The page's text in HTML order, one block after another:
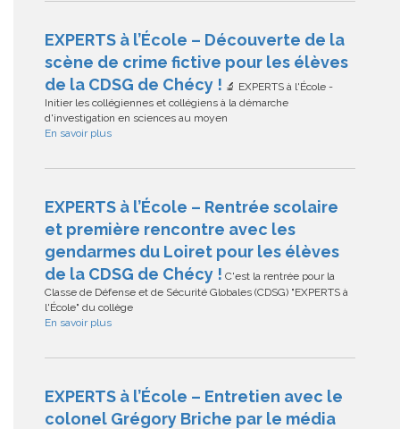
EXPERTS à l’École – Découverte de la
scène de crime fictive pour les élèves
de la CDSG de Chécy ! 🔬 EXPERTS à l'École -
Initier les collégiennes et collégiens à la démarche
d'investigation en sciences au moyen
En savoir plus
EXPERTS à l’École – Rentrée scolaire
et première rencontre avec les
gendarmes du Loiret pour les élèves
de la CDSG de Chécy ! C'est la rentrée pour la
Classe de Défense et de Sécurité Globales (CDSG) "EXPERTS à
l'École" du collège
En savoir plus
EXPERTS à l’École – Entretien avec le
colonel Grégory Briche par le média